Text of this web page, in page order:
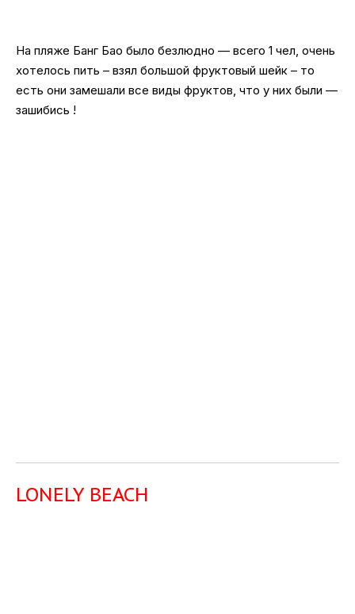
На пляже Банг Бао было безлюдно — всего 1 чел, очень
хотелось пить – взял большой фруктовый шейк – то
есть они замешали все виды фруктов, что у них были —
зашибись !
LONELY BEACH